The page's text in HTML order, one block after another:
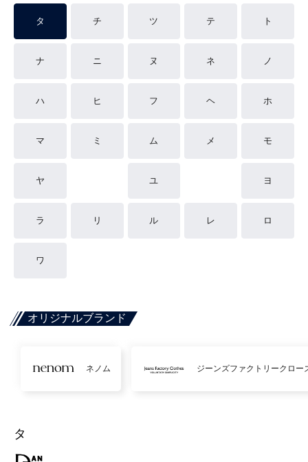
タ チ ツ テ ト
ナ ニ ヌ ネ ノ
ハ ヒ フ ヘ ホ
マ ミ ム メ モ
ヤ ユ ヨ
ラ リ ル レ ロ
ワ
オリジナルブランド
ネノム ジーンズファクトリークロー
タ